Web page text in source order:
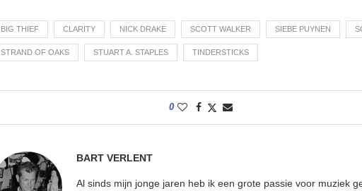
BIG THIEF CLARITY NICK DRAKE SCOTT WALKER SIEBE PUYNEN
STRAND OF OAKS STUART A. STAPLES TINDERSTICKS
0
BART VERLENT
Al sinds mijn jonge jaren heb ik een grote passie voor muziek